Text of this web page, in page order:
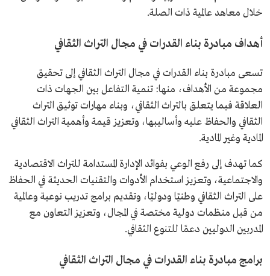
خلال معاهد عالمية ذات الصلة.
أهداف مبادرة بناء القدرات في مجال التراث الثقافي
تسعى مبادرة بناء القدرات في مجال التراث الثقافي إلى تحقيق
مجموعة من الأهداف، منها: تنمية التفاعل بين الجهات ذات
العلاقة فيما يتعلق بالتراث الثقافي، وبناء مهارات توثيق التراث
الثقافي والحفاظ عليه وأساليبها، وتعزيز قيمة وأهمية التراث الثقافي
المادية وغير المادية.
كما تهدف إلى رفع الوعي بفوائد الإدارة المستدامة للتراث الاقتصادية
والاجتماعية، وتعزيز استخدام الأدوات والتقنيات الحديثة في الحفاظ
على التراث الثقافي وطنيًا ودوليًا، وتقديم برامج تدريب نوعية وعالمية
من قبل منظمات دولية مختصة في المجال، وتعزيز التعاون مع
المدربين الدوليين دعمًا للتنوع الثقافي.
برامج مبادرة بناء القدرات في مجال التراث الثقافي